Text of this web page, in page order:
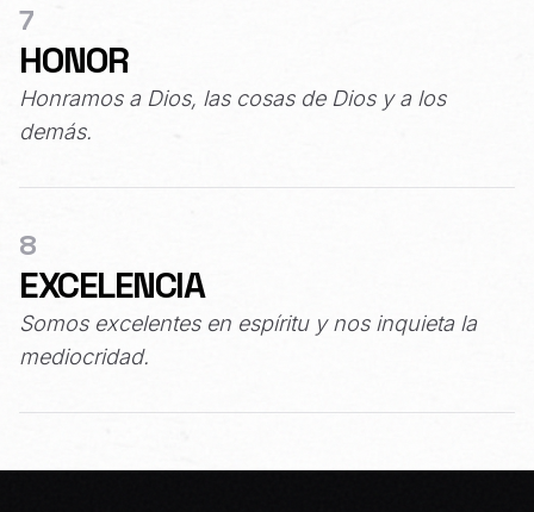
7
HONOR
Honramos a Dios, las cosas de Dios y a los
demás.
8
EXCELENCIA
Somos excelentes en espíritu y nos inquieta la
mediocridad.